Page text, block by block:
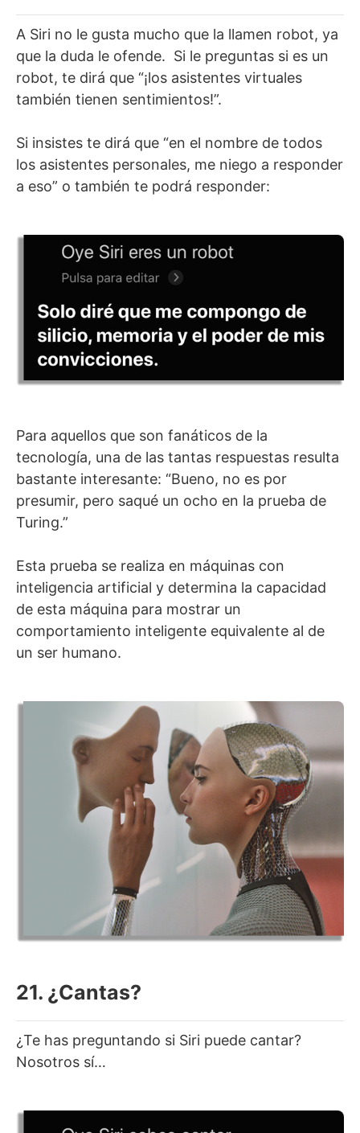
A Siri no le gusta mucho que la llamen robot, ya
que la duda le ofende. Si le preguntas si es un
robot, te dirá que “¡los asistentes virtuales
también tienen sentimientos!”.
Si insistes te dirá que “en el nombre de todos
los asistentes personales, me niego a responder
a eso” o también te podrá responder:
Para aquellos que son fanáticos de la
tecnología, una de las tantas respuestas resulta
bastante interesante: “Bueno, no es por
presumir, pero saqué un ocho en la prueba de
Turing.”
Esta prueba se realiza en máquinas con
inteligencia artificial y determina la capacidad
de esta máquina para mostrar un
comportamiento inteligente equivalente al de
un ser humano.
21. ¿Cantas?
¿Te has preguntando si Siri puede cantar?
Nosotros sí…